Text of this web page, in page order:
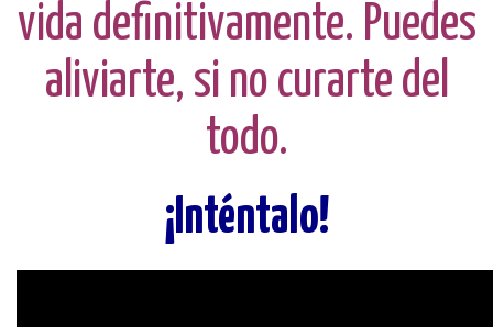
vida definitivamente. Puedes
aliviarte, si no curarte del
todo.
¡Inténtalo!